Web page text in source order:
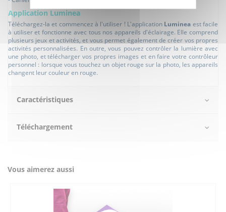
Application Luminea
Téléchargez-la et commencez à l'utiliser ! L'application Luminea est facile
à utiliser et fonctionne avec tous nos appareils d'éclairage. Elle comprend
plusieurs jeux et activités, et vous permet également de créer vos propres
activités personnalisées. En outre, vous pouvez contrôler la lumière avec
une photo, et télécharger vos propres images et en faire votre contrôleur
personnel : lorsque vous touchez un objet rouge sur la photo, les appareils
changent leur couleur en rouge.
Caractéristiques
Téléchargement
Vous aimerez aussi